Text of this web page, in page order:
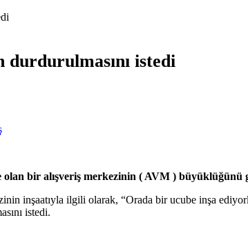
durdurulmasını istedi
bir alışveriş merkezinin ( AVM ) büyüklüğünü
inşaatıyla ilgili olarak, “Orada bir ucube inşa
istedi.